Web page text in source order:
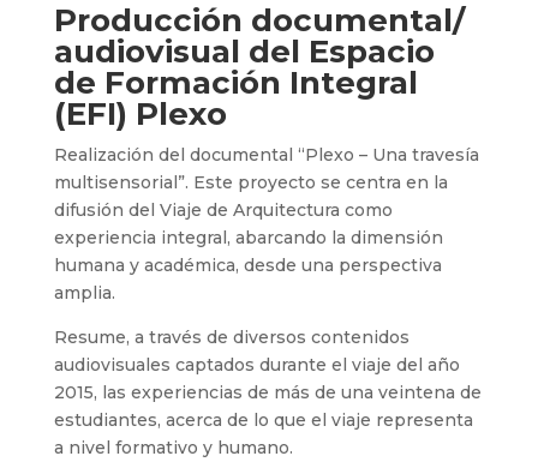
Producción documental/
audiovisual del Espacio
de Formación Integral
(EFI) Plexo
Realización del documental “Plexo – Una travesía
multisensorial”. Este proyecto se centra en la
difusión del Viaje de Arquitectura como
experiencia integral, abarcando la dimensión
humana y académica, desde una perspectiva
amplia.
Resume, a través de diversos contenidos
audiovisuales captados durante el viaje del año
2015, las experiencias de más de una veintena de
estudiantes, acerca de lo que el viaje representa
a nivel formativo y humano.